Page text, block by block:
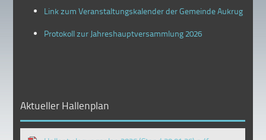
Link zum Veranstaltungskalender der Gemeinde Aukrug
Protokoll zur Jahreshauptversammlung 2026
Aktueller Hallenplan